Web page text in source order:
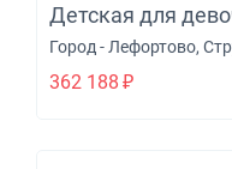
Детская для
Город - Лефортово,
362 188 ₽